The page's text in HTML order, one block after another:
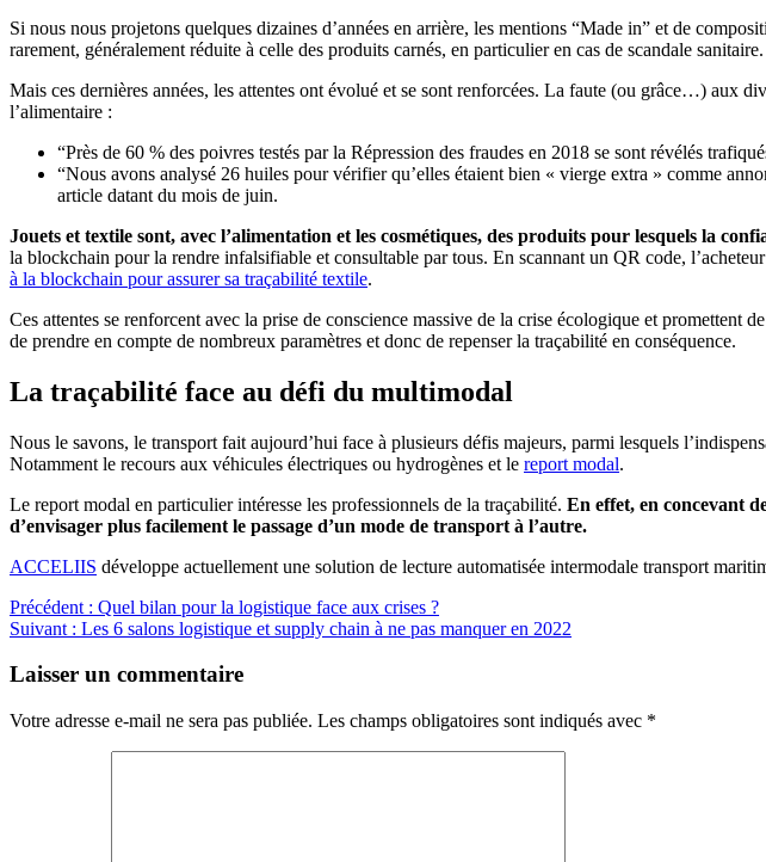
Si nous nous projetons quelques dizaines d’années en arrière, les mentions “Made in” et de
rarement, généralement réduite à celle des produits carnés, en particulier en cas de scandale sanitaire.
Mais ces dernières années, les attentes ont évolué et se sont renforcées. La faute (ou grâce…) aux
l’alimentaire :
“Près de 60 % des poivres testés par la Répression des fraudes en 2018 se sont révélés
“Nous avons analysé 26 huiles pour vérifier qu’elles étaient bien « vierge extra » comme
article datant du mois de juin.
Jouets et textile sont, avec l’alimentation et les cosmétiques, des produits pour lesquels la
la blockchain pour la rendre infalsifiable et consultable par tous. En scannant un QR code,
à la blockchain pour assurer sa traçabilité textile.
Ces attentes se renforcent avec la prise de conscience massive de la crise écologique et
de prendre en compte de nombreux paramètres et donc de repenser la traçabilité en conséquence.
La traçabilité face au défi du multimodal
Nous le savons, le transport fait aujourd’hui face à plusieurs défis majeurs, parmi lesquels
Notamment le recours aux véhicules électriques ou hydrogènes et le report modal.
Le report modal en particulier intéresse les professionnels de la traçabilité. En effet, en concevant
d’envisager plus facilement le passage d’un mode de transport à l’autre.
ACCELIIS développe actuellement une solution de lecture automatisée intermodale transport
Navigation
de
l’article
Précédent : Article
précédent
Quel bilan pour la logistique face aux crises ?
Suivant : Article
Les 6 salons logistique et supply chain à ne pas manquer en 2022
Laisser un commentaire
Votre adresse e-mail ne sera pas publiée. Les champs obligatoires sont indiqués avec *